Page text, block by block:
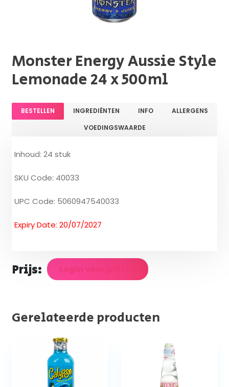
Monster Energy Aussie Style
Lemonade 24 x 500ml
BESTELLEN INGREDIËNTEN INFO
ALLERGENS
VOEDINGSWAARDE
Inhoud: 24 stuk
SKU Code: 40033
UPC Code: 5060947540033
Expiry Date: 20/07/2027
Prijs: Login voor prijzen
Gerelateerde producten